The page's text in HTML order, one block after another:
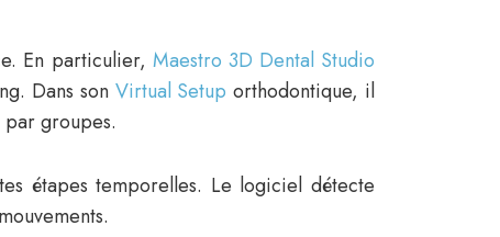
En particulier, Maestro 3D Dental Studio
Dans son Virtual Setup orthodontique, il
par groupes.
étapes temporelles. Le logiciel détecte